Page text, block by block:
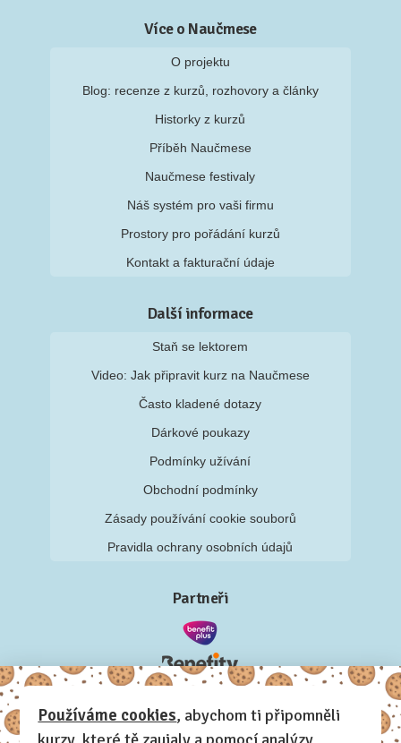
Více o Naučmese
O projektu
Blog: recenze z kurzů, rozhovory a články
Historky z kurzů
Příběh Naučmese
Naučmese festivaly
Náš systém pro vaši firmu
Prostory pro pořádání kurzů
Kontakt a fakturační údaje
Další informace
Staň se lektorem
Video: Jak připravit kurz na Naučmese
Často kladené dotazy
Dárkové poukazy
Podmínky užívání
Obchodní podmínky
Zásady používání cookie souborů
Pravidla ochrany osobních údajů
Partneři
Používáme cookies, abychom ti připomněli